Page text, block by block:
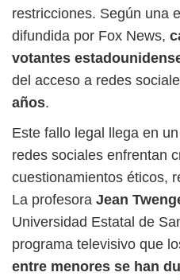
restricciones. Según una
difundida por Fox News,
votantes
del acceso a redes
años.
Este fallo legal llega en
redes sociales enfrentan
cuestionamientos éticos,
La profesora Jean
Universidad Estatal de
programa televisivo que
entre menores se han